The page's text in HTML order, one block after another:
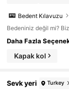
Bedent Kılavuzu
Bedeniniz değil mi?
Daha Fazla
Kapak kol
Sevk yeri Turkey